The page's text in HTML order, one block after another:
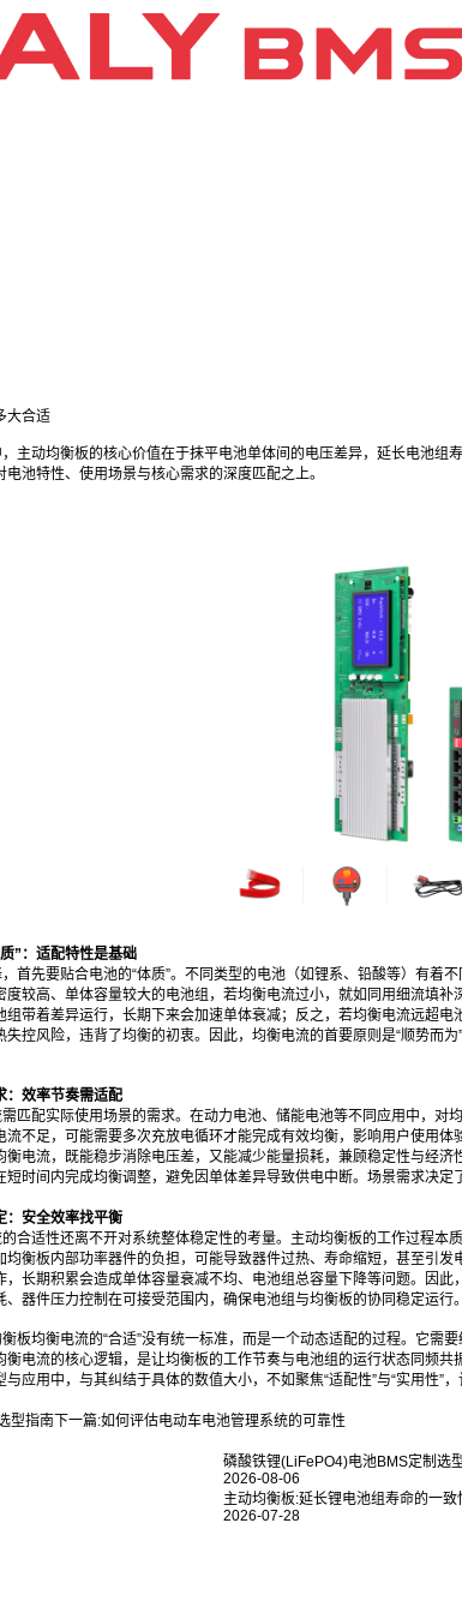
大合适
主动均衡板的核心价值在于抹平电池单体间的电压差异，延长电池组
池特性、使用场景与核心需求的深度匹配之上。
”：适配特性是基础
首先要贴合电池的“体质”。不同类型的电池（如锂系、铅酸等）有着
度较高、单体容量较大的电池组，若均衡电流过小，就如同用细流填
组带着差异运行，长期下来会加速单体衰减；反之，若均衡电流远超
控风险，违背了均衡的初衷。因此，均衡电流的首要原则是“顺势而
：效率节奏需适配
匹配实际使用场景的需求。在动力电池、储能电池等不同应用中，
流不足，可能需要多次充放电循环才能完成有效均衡，影响用户使用
衡电流，既能稳步消除电压差，又能减少能量损耗，兼顾稳定性与经
短时间内完成均衡调整，避免因单体差异导致供电中断。场景需求决定
：安全效率找平衡
合适性还离不开对系统整体稳定性的考量。主动均衡板的工作过程
均衡板内部功率器件的负担，可能导致器件过热、寿命缩短，甚至引
，长期积累会造成单体容量衰减不均、电池组总容量下降等问题。因
器件压力控制在可接受范围内，确保电池组与均衡板的协同稳定运行。
板均衡电流的“合适”没有统一标准，而是一个动态适配的过程。它需
衡电流的核心逻辑，是让均衡板的工作节奏与电池组的运行状态同频
应用中，与其纠结于具体的数值大小，不如聚焦“适配性”与“实用性”，
型指南下一篇:如何评估电动车电池管理系统的可靠性
磷酸铁锂(LiFePO4)电池BMS定制选
2026-08-06
主动均衡板:延长锂电池组寿命的一致
2026-07-28